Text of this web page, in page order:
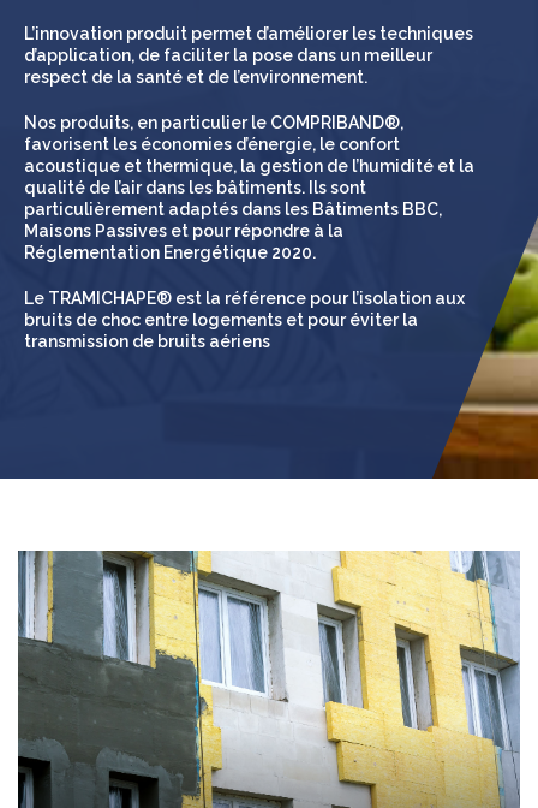
L’innovation produit permet d’améliorer les techniques
d’application, de faciliter la pose dans un meilleur
respect de la santé et de l’environnement.
Nos produits, en particulier le COMPRIBAND®,
favorisent les économies d’énergie, le confort
acoustique et thermique, la gestion de l’humidité et la
qualité de l’air dans les bâtiments. Ils sont
particulièrement adaptés dans les Bâtiments BBC,
Maisons Passives et pour répondre à la
Réglementation Energétique 2020.
Le TRAMICHAPE® est la référence pour l’isolation aux
bruits de choc entre logements et pour éviter la
transmission de bruits aériens